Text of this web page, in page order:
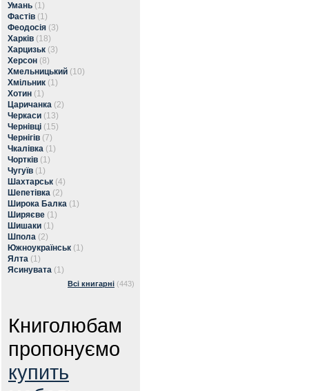
Умань (1)
Фастів (1)
Феодосія (3)
Харків (18)
Харцизьк (3)
Херсон (8)
Хмельницький (10)
Хмільник (1)
Хотин (1)
Царичанка (2)
Черкаси (13)
Чернівці (15)
Чернігів (7)
Чкалівка (1)
Чортків (1)
Чугуїв (1)
Шахтарськ (4)
Шепетівка (2)
Широка Балка (1)
Ширяєве (1)
Шишаки (1)
Шпола (2)
Южноукраїнськ (1)
Ялта (1)
Ясинувата (1)
Всі книгарні (443)
Книголюбам
пропонуємо
купить